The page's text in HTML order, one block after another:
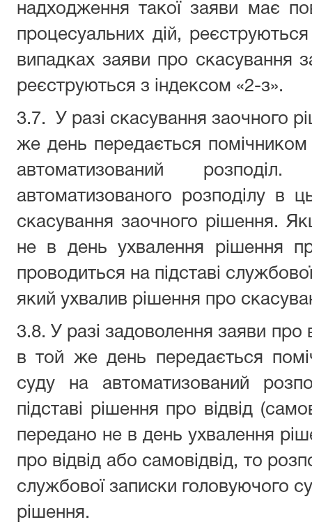
надходження такої заяви має
процесуальних дій,
випадках заяви про скасування
реєструються з індексом «2-з».
3.7. У разі скасування заочного
же день передається помічником
автоматизований
автоматизованого розподілу в
скасування заочного рішення.
не в день ухвалення рішення
проводиться на підставі
який ухвалив рішення про
3.8. У разі задоволення заяви про
в той же день передається
суду на автоматизований
підставі рішення про відвід
передано не в день ухвалення
про відвід або самовідвід, то
службової записки головуючого
рішення.